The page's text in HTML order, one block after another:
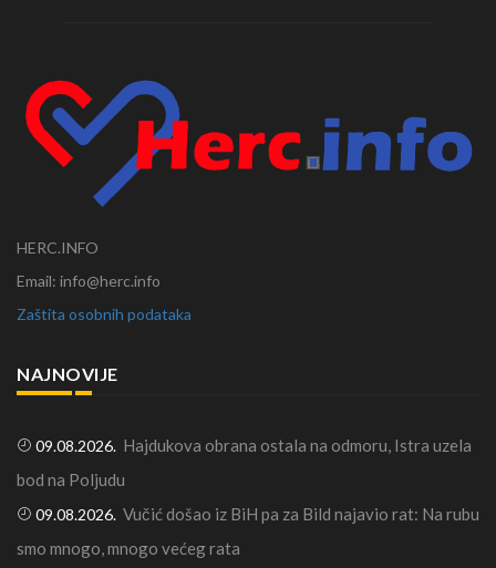
HERC.INFO
Email: info@herc.info
Zaštita osobnih podataka
NAJNOVIJE
09.08.2026. Hajdukova obrana ostala na odmoru, Istra uzela
bod na Poljudu
09.08.2026. Vučić došao iz BiH pa za Bild najavio rat: Na rubu
smo mnogo, mnogo većeg rata